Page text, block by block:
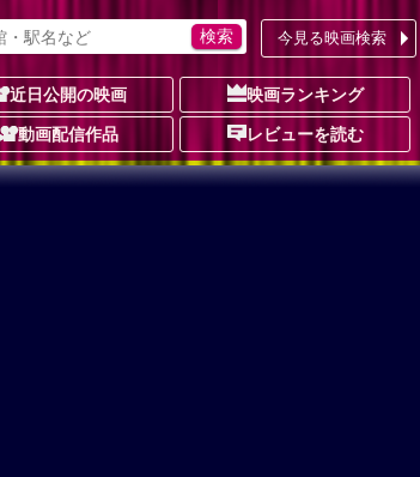
今見る映画検索
近日公開の映画 映画ランキング
動画配信作品 レビューを読む